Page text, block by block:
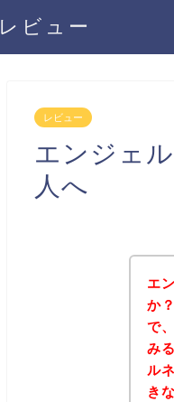
レビュー
レビュー
エンジェ
人へ
エ
か
で
み
ル
き